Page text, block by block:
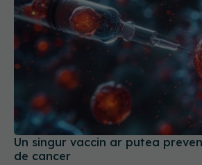
Un singur vaccin ar putea
de cancer